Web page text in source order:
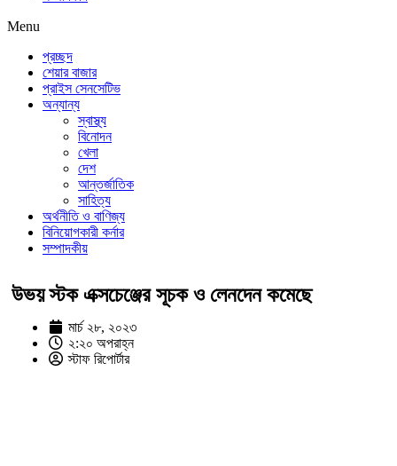
Menu
প্রচ্ছদ
শেয়ার বাজার
প্রাইস সেনসেটিভ
অন্যান্য
স্বাস্থ্য
বিনোদন
খেলা
দেশ
আন্তর্জাতিক
সাহিত্য
অর্থনীতি ও বাণিজ্য
বিনিয়োগকারী কর্নার
সম্পাদকীয়
উভয় স্টক এক্সচেঞ্জের সূচক ও লেনদেন কমেছে
মার্চ ২৮, ২০২৩
২:২০ অপরাহ্ন
স্টাফ রিপোর্টার